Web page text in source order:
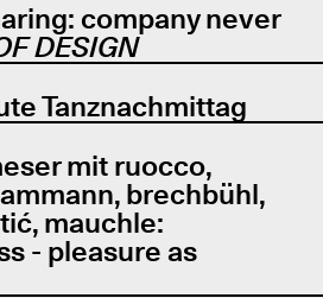
company never
DESIGN
Tanznachmittag
mit ruocco,
brechbühl,
mauchle:
- pleasure as